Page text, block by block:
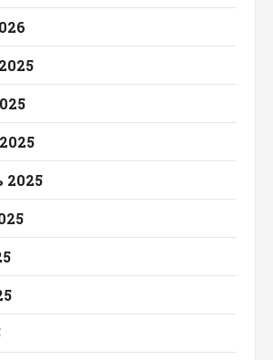
2025